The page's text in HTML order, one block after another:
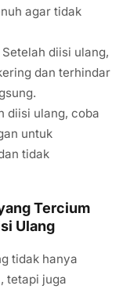
agar tidak
Setelah diisi ulang,
dan terhindar
diisi ulang, coba
untuk
tidak
Tercium
Ulang
tidak hanya
tetapi juga